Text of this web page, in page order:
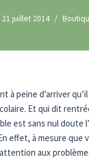
21 juillet 2014
à peine d’arriver
Et qui dit
est sans nul doute
effet, à mesure que
aux